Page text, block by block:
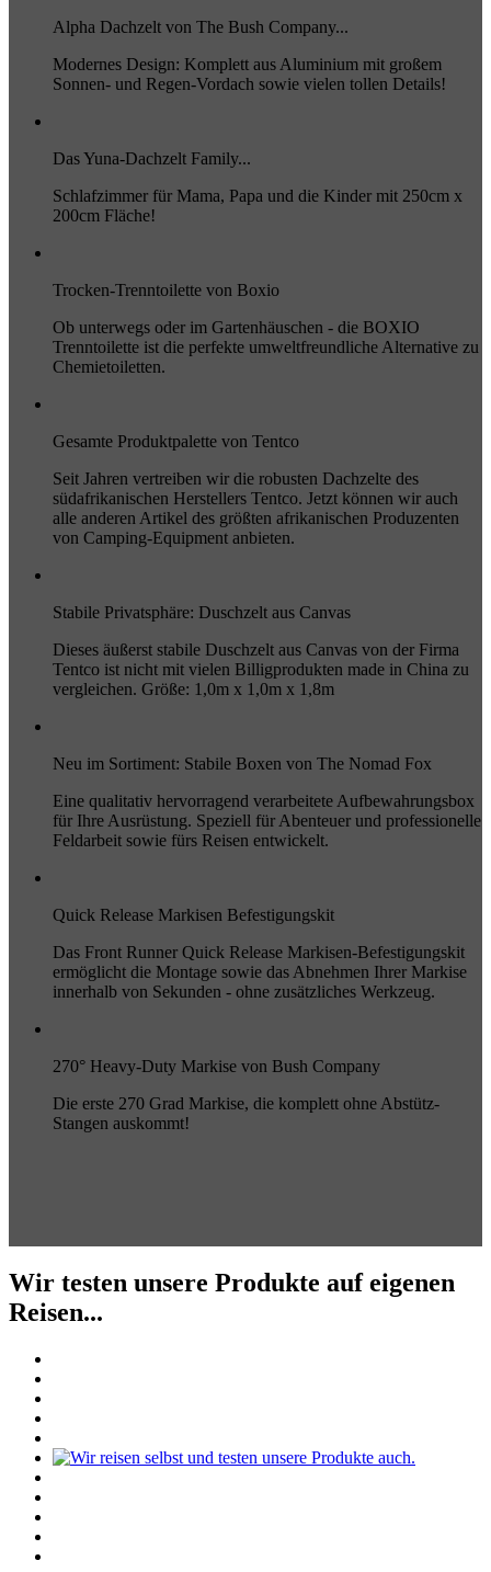
Alpha Dachzelt von The Bush Company...
Modernes Design: Komplett aus Aluminium mit großem
Sonnen- und Regen-Vordach sowie vielen tollen Details!
Das Yuna-Dachzelt Family...
Schlafzimmer für Mama, Papa und die Kinder mit 250cm x
200cm Fläche!
Trocken-Trenntoilette von Boxio
Ob unterwegs oder im Gartenhäuschen - die BOXIO
Trenntoilette ist die perfekte umweltfreundliche Alternative zu
Chemietoiletten.
Gesamte Produktpalette von Tentco
Seit Jahren vertreiben wir die robusten Dachzelte des
südafrikanischen Herstellers Tentco. Jetzt können wir auch
alle anderen Artikel des größten afrikanischen Produzenten
von Camping-Equipment anbieten.
Stabile Privatsphäre: Duschzelt aus Canvas
Dieses äußerst stabile Duschzelt aus Canvas von der Firma
Tentco ist nicht mit vielen Billigprodukten made in China zu
vergleichen. Größe: 1,0m x 1,0m x 1,8m
Neu im Sortiment: Stabile Boxen von The Nomad Fox
Eine qualitativ hervorragend verarbeitete Aufbewahrungsbox
für Ihre Ausrüstung. Speziell für Abenteuer und professionelle
Feldarbeit sowie fürs Reisen entwickelt.
Quick Release Markisen Befestigungskit
Das Front Runner Quick Release Markisen-Befestigungskit
ermöglicht die Montage sowie das Abnehmen Ihrer Markise
innerhalb von Sekunden - ohne zusätzliches Werkzeug.
270° Heavy-Duty Markise von Bush Company
Die erste 270 Grad Markise, die komplett ohne Abstütz-
Stangen auskommt!
Wir testen unsere Produkte auf eigenen
Reisen...